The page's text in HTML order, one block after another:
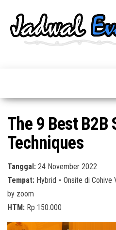
Acara &
Promo
Terbaru
Pameran,
Bazaar,
Workshop,
Job Fair,
Lomba dll.
The 9 Best B2B
Techniques
Tanggal: 24 November 2022
Tempat: Hybrid = Onsite di Cohive
by zoom
HTM: Rp 150.000